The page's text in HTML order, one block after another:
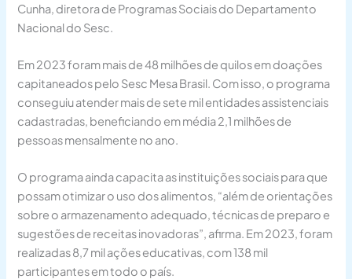
Cunha, diretora de Programas Sociais do Departamento
Nacional do Sesc.
Em 2023 foram mais de 48 milhões de quilos em doações
capitaneados pelo Sesc Mesa Brasil. Com isso, o programa
conseguiu atender mais de sete mil entidades assistenciais
cadastradas, beneficiando em média 2,1 milhões de
pessoas mensalmente no ano.
O programa ainda capacita as instituições sociais para que
possam otimizar o uso dos alimentos, “além de orientações
sobre o armazenamento adequado, técnicas de preparo e
sugestões de receitas inovadoras”, afirma. Em 2023, foram
realizadas 8,7 mil ações educativas, com 138 mil
participantes em todo o país.